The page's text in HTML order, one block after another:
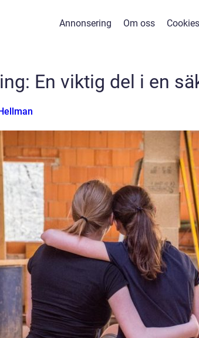
Annonsering Om oss Cookies
En viktig del i en